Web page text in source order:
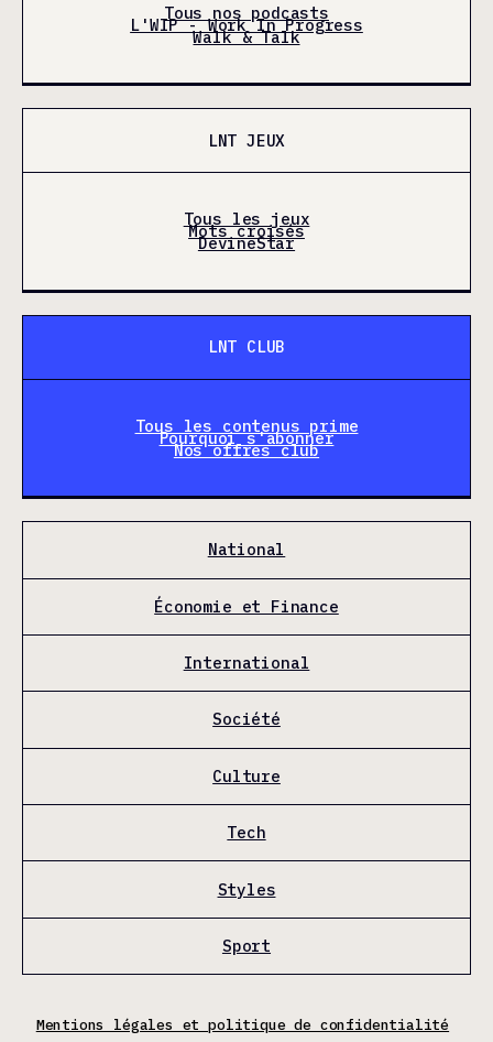
Tous nos podcasts
L'WIP - Work In Progress
Walk & Talk
LNT JEUX
Tous les jeux
Mots croisés
DevineStar
LNT CLUB
Tous les contenus prime
Pourquoi s'abonner
Nos offres club
National
Économie et Finance
International
Société
Culture
Tech
Styles
Sport
Mentions légales et politique de confidentialité